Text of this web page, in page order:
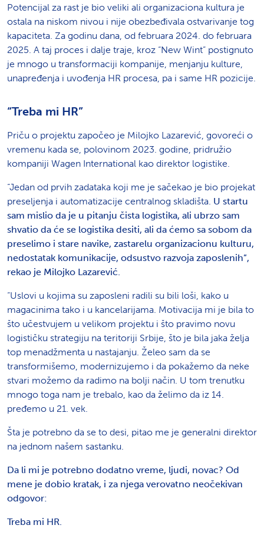
Potencijal za rast je bio veliki ali organizaciona kultura je
ostala na niskom nivou i nije obezbeđivala ostvarivanje tog
kapaciteta. Za godinu dana, od februara 2024. do februara
2025. A taj proces i dalje traje, kroz “New Wint” postignuto
je mnogo u transformaciji kompanije, menjanju kulture,
unapređenja i uvođenja HR procesa, pa i same HR pozicije.
“Treba mi HR”
Priču o projektu započeo je Milojko Lazarević, govoreći o
vremenu kada se, polovinom 2023. godine, pridružio
kompaniji Wagen International kao direktor logistike.
“Jedan od prvih zadataka koji me je sačekao je bio projekat
preseljenja i automatizacije centralnog skladišta. U startu
sam mislio da je u pitanju čista logistika, ali ubrzo sam
shvatio da će se logistika desiti, ali da ćemo sa sobom da
preselimo i stare navike, zastarelu organizacionu kulturu,
nedostatak komunikacije, odsustvo razvoja zaposlenih”,
rekao je Milojko Lazarević.
“Uslovi u kojima su zaposleni radili su bili loši, kako u
magacinima tako i u kancelarijama. Motivacija mi je bila to
što učestvujem u velikom projektu i što pravimo novu
logističku strategiju na teritoriji Srbije, što je bila jaka želja
top menadžmenta u nastajanju. Želeo sam da se
transformišemo, modernizujemo i da pokažemo da neke
stvari možemo da radimo na bolji način. U tom trenutku
mnogo toga nam je trebalo, kao da želimo da iz 14.
pređemo u 21. vek.
Šta je potrebno da se to desi, pitao me je generalni direktor
na jednom našem sastanku.
Da li mi je potrebno dodatno vreme, ljudi, novac? Od
mene je dobio kratak, i za njega verovatno neočekivan
odgovor:
Treba mi HR.